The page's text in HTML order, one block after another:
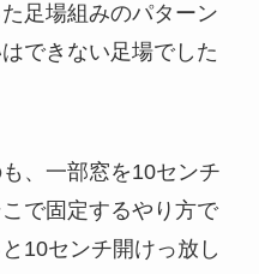
足場組みのパターン
できない足場でした
、一部窓を10センチ
で固定するやり方で
10センチ開けっ放し